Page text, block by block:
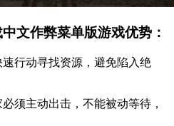
文作弊菜单版游戏优势：
行动寻找资源，避免陷入绝
须主动出击，不能被动等待，